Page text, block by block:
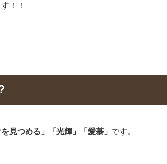
！！
見つめる」「光輝」「愛慕」 です。